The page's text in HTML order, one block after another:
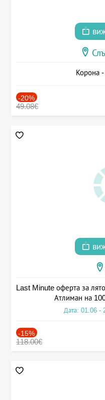
Корона
-20%
49.08€
Last Minute оферта за
Атлиман на
Дата: 01.06 -
-15%
118.00€